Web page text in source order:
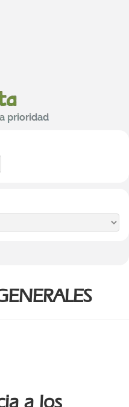
a los